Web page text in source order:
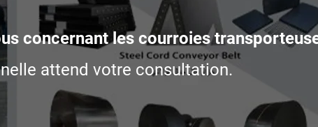
concernant les courroies
attend votre consultation.